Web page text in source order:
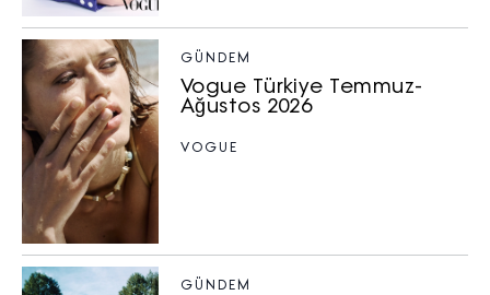
GÜNDEM
Vogue Türkiye Temmuz-
Ağustos 2026
VOGUE
GÜNDEM